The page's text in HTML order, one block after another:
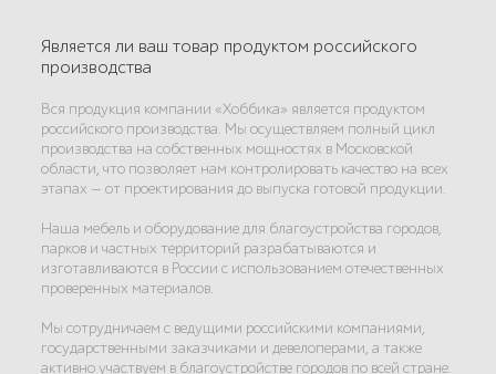
Является ли ваш товар продуктом российского
производства
Вся продукция компании «Хоббика» является продуктом
российского производства. Мы осуществляем полный цикл
производства на собственных мощностях в Московской
области, что позволяет нам контролировать качество на всех
этапах — от проектирования до выпуска готовой продукции.
Наша мебель и оборудование для благоустройства городов,
парков и частных территорий разрабатываются и
изготавливаются в России с использованием отечественных
проверенных материалов.
Мы сотрудничаем с ведущими российскими компаниями,
государственными заказчиками и девелоперами, а также
активно участвуем в благоустройстве городов по всей стране.